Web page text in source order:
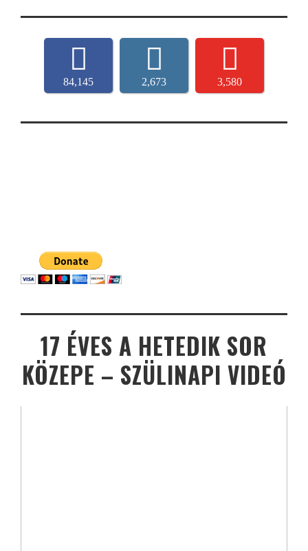
84,145 2,673 3,580
17 ÉVES A HETEDIK SOR
KÖZEPE – SZÜLINAPI VIDEÓ